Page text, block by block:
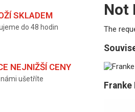
Not
The
Franke
SKLADEM
do 48 hodin
NEJNIŽŠÍ CENY
ušetříte